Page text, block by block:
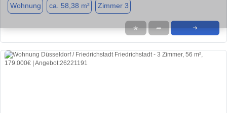
Wohnung ca. 58,38 m² Zimmer 3
★ ➦ ➜